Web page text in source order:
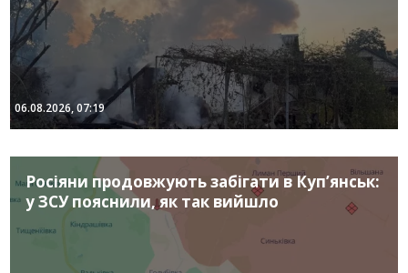
06.08.2026, 07:19
Росіяни продовжують забігати в Куп’янськ:
у ЗСУ пояснили, як так вийшло